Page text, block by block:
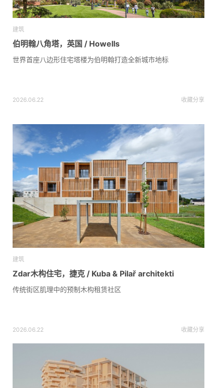
建筑
伯明翰八角塔，英国 / Howells
世界首座八边形住宅塔楼为伯明翰打造全新城市地标
2026.06.22 收藏分享
建筑
Zdar木构住宅，捷克 / Kuba & Pilař architekti
传统街区肌理中的预制木构租赁社区
2026.06.22 收藏分享